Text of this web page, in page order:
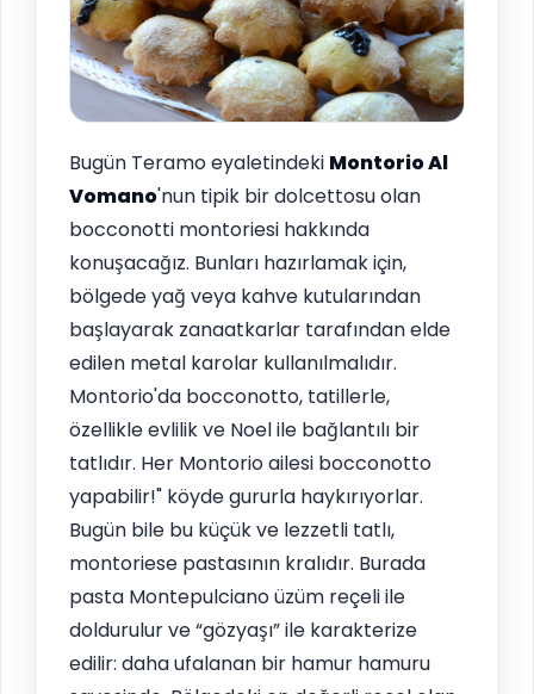
Bugün Teramo eyaletindeki Montorio Al
Vomano'nun tipik bir dolcettosu olan
bocconotti montoriesi hakkında
konuşacağız. Bunları hazırlamak için,
bölgede yağ veya kahve kutularından
başlayarak zanaatkarlar tarafından elde
edilen metal karolar kullanılmalıdır.
Montorio'da bocconotto, tatillerle,
özellikle evlilik ve Noel ile bağlantılı bir
tatlıdır. Her Montorio ailesi bocconotto
yapabilir!" köyde gururla haykırıyorlar.
Bugün bile bu küçük ve lezzetli tatlı,
montoriese pastasının kralıdır. Burada
pasta Montepulciano üzüm reçeli ile
doldurulur ve “gözyaşı” ile karakterize
edilir: daha ufalanan bir hamur hamuru